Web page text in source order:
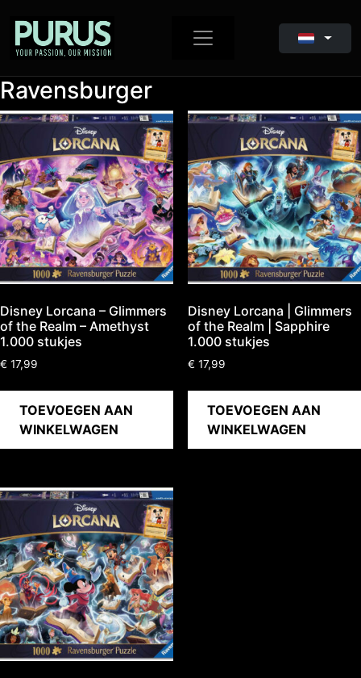
Ravensburger
Disney Lorcana – Glimmers
of the Realm – Amethyst
1.000 stukjes
€ 17,99
TOEVOEGEN AAN
WINKELWAGEN
Disney Lorcana | Glimmers
of the Realm | Sapphire
1.000 stukjes
€ 17,99
TOEVOEGEN AAN
WINKELWAGEN